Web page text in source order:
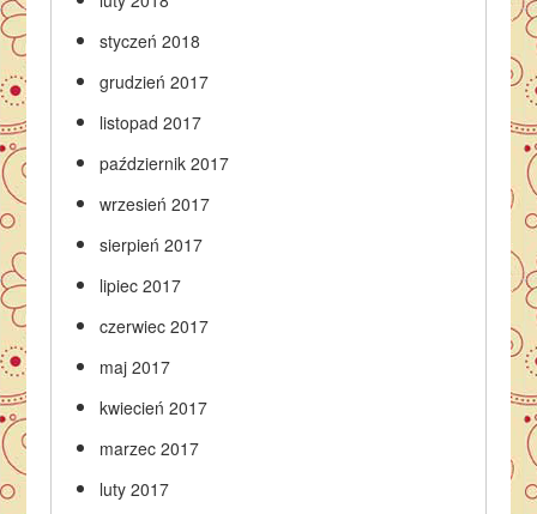
styczeń 2018
grudzień 2017
listopad 2017
październik 2017
wrzesień 2017
sierpień 2017
lipiec 2017
czerwiec 2017
maj 2017
kwiecień 2017
marzec 2017
luty 2017